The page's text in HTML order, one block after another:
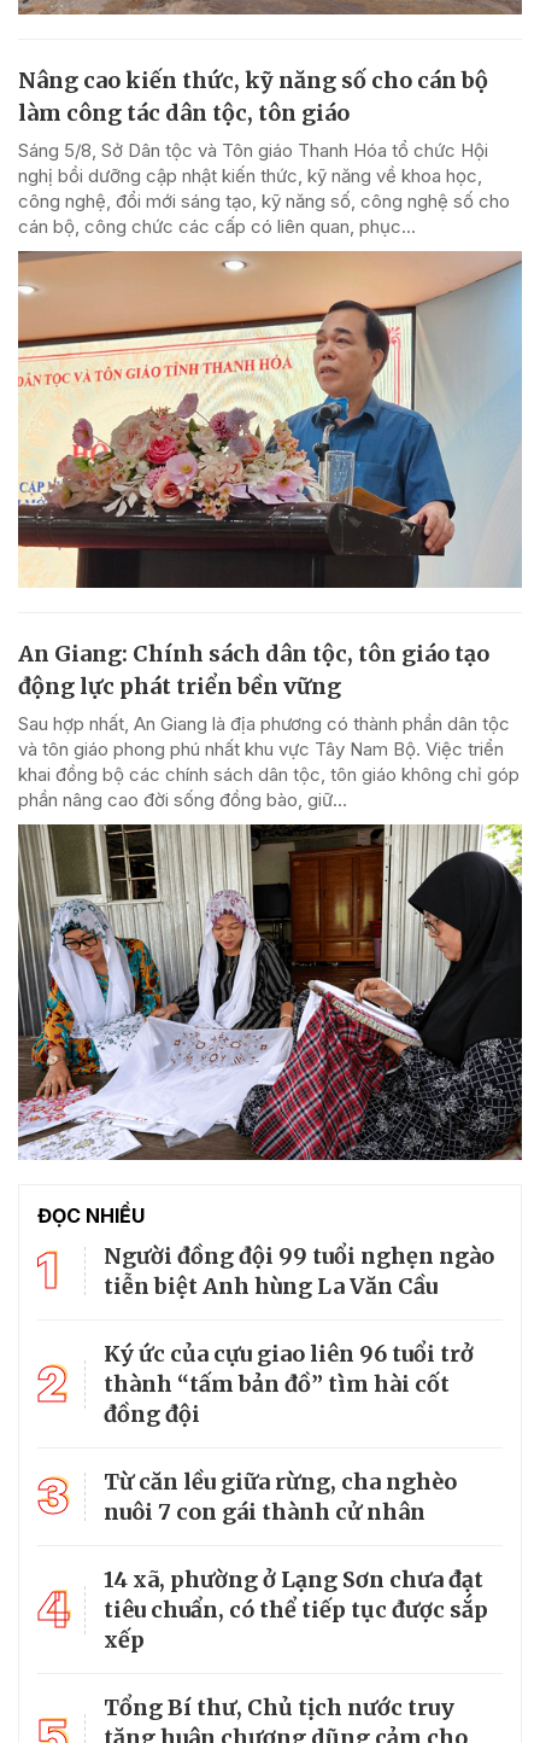
Nâng cao kiến thức, kỹ năng số cho cán bộ
làm công tác dân tộc, tôn giáo
Sáng 5/8, Sở Dân tộc và Tôn giáo Thanh Hóa tổ chức Hội
nghị bồi dưỡng cập nhật kiến thức, kỹ năng về khoa học,
công nghệ, đổi mới sáng tạo, kỹ năng số, công nghệ số cho
cán bộ, công chức các cấp có liên quan, phục...
An Giang: Chính sách dân tộc, tôn giáo tạo
động lực phát triển bền vững
Sau hợp nhất, An Giang là địa phương có thành phần dân tộc
và tôn giáo phong phú nhất khu vực Tây Nam Bộ. Việc triển
khai đồng bộ các chính sách dân tộc, tôn giáo không chỉ góp
phần nâng cao đời sống đồng bào, giữ...
ĐỌC NHIỀU
1
Người đồng đội 99 tuổi nghẹn ngào
tiễn biệt Anh hùng La Văn Cầu
2
Ký ức của cựu giao liên 96 tuổi trở
thành “tấm bản đồ” tìm hài cốt
đồng đội
3
Từ căn lều giữa rừng, cha nghèo
nuôi 7 con gái thành cử nhân
4
14 xã, phường ở Lạng Sơn chưa đạt
tiêu chuẩn, có thể tiếp tục được sắp
xếp
Tổng Bí thư, Chủ tịch nước truy